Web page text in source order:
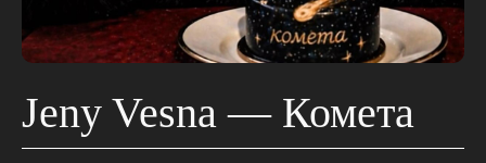
Jeny Vesna — Комета